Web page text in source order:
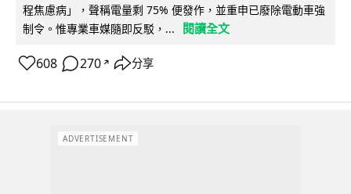
程焦慮病」，聲稱電量剩 75% 便發作，並重申已廢除電動車強
制令。惟專業車媒隨即反駁，...
閱讀全文
608 270 ↗ 分享
ADVERTISEMENT